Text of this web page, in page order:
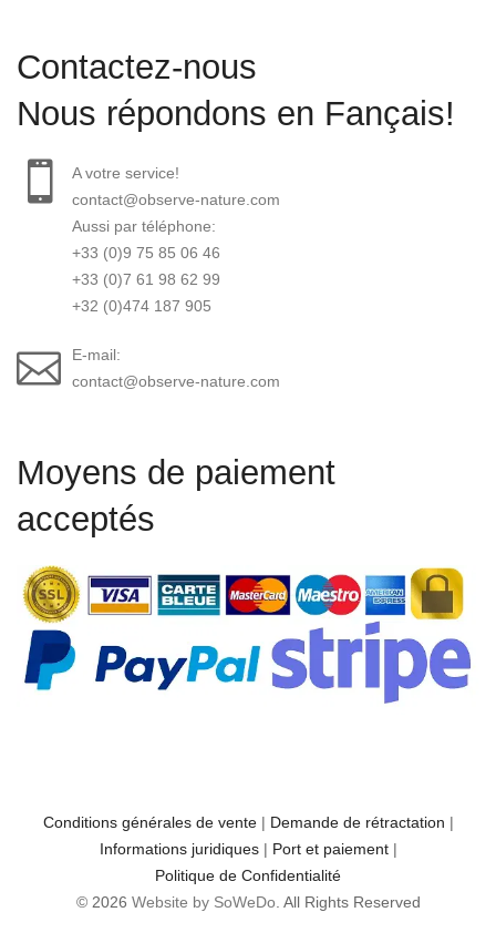
Moyens de paiement
acceptés
Contactez-nous
Nous répondons en Fançais!
A votre service!
contact@observe-nature.com
Aussi par téléphone:
+33 (0)9 75 85 06 46
+33 (0)7 61 98 62 99
+32 (0)474 187 905
E-mail:
contact@observe-nature.com
Conditions générales de vente| Demande de rétractation |
Informations juridiques| Port et paiement|
Politique de Confidentialité
© 2026 Website by SoWeDo. All Rights Reserved